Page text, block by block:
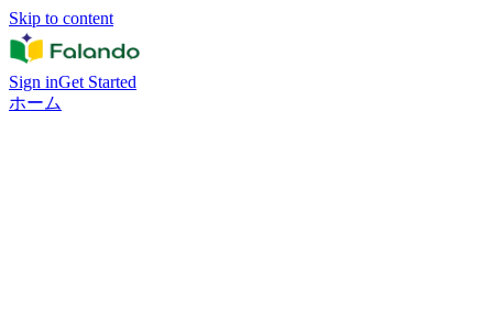
Skip to content
Sign inGet Started
ホーム